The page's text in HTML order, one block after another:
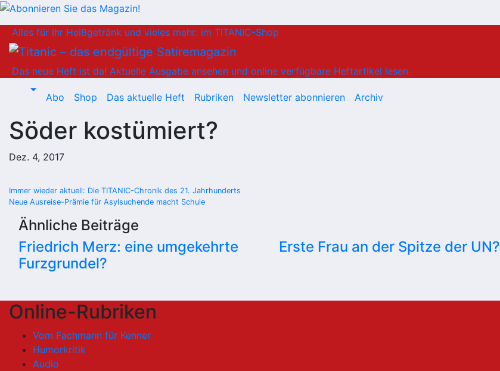
Inhalt
springen
Alles für Ihr Heißgetränk und vieles mehr: im TITANIC-Shop
Das neue Heft ist da! Aktuelle Ausgabe ansehen und online verfügbare Heftartikel lesen.
Abo Shop Das aktuelle Heft Rubriken Newsletter abonnieren Archiv
Söder kostümiert?
Dez. 4, 2017
Beitragsnavigation
Immer wieder aktuell: Die TITANIC-Chronik des 21. Jahrhunderts
Neue Ausreise-Prämie für Asylsuchende macht Schule
Ähnliche Beiträge
Friedrich Merz: eine umgekehrte
Furzgrundel?
Erste Frau an der Spitze der UN?
Online-Rubriken
Vom Fachmann für Kenner
Humorkritik
Audio